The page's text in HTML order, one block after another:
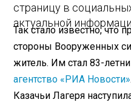
страницу в
актуальной
Так стало известно, что
стороны Вооруженных
житель. Им стал 83-
агентство «РИА Новости»
Казачьи Лагеря